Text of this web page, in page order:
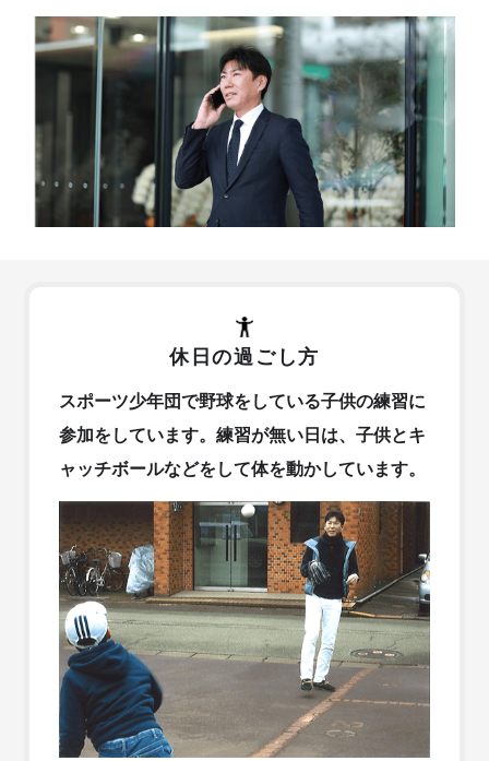
休日の過ごし方
スポーツ少年団で野球をしている子供の練習に
参加をしています。練習が無い日は、子供とキ
ャッチボールなどをして体を動かしています。